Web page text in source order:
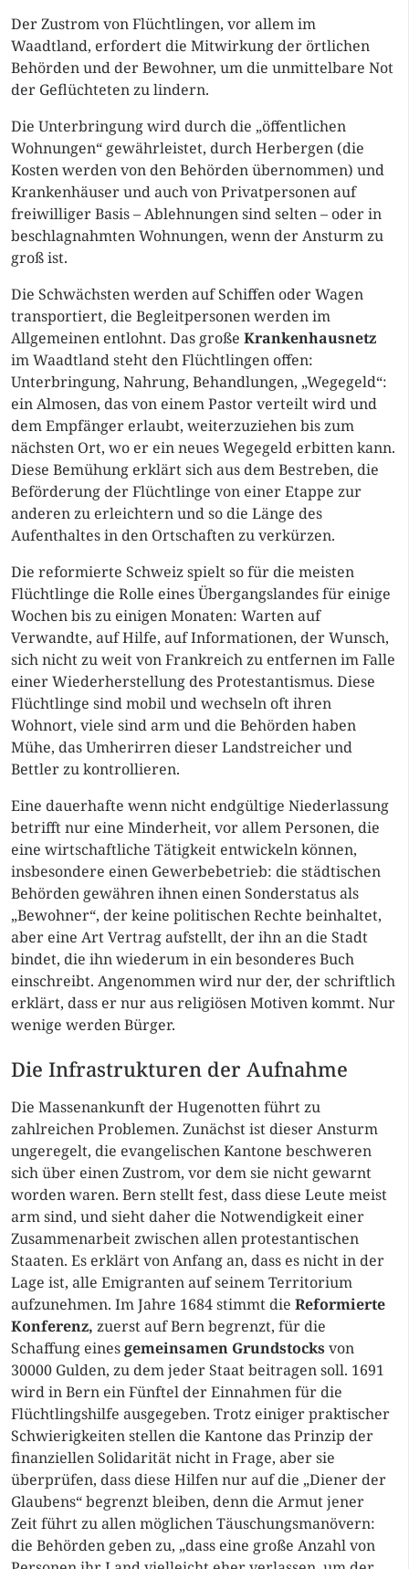
Der Zustrom von Flüchtlingen, vor allem im
Waadtland, erfordert die Mitwirkung der örtlichen
Behörden und der Bewohner, um die unmittelbare Not
der Geflüchteten zu lindern.
Die Unterbringung wird durch die „öffentlichen
Wohnungen“ gewährleistet, durch Herbergen (die
Kosten werden von den Behörden übernommen) und
Krankenhäuser und auch von Privatpersonen auf
freiwilliger Basis – Ablehnungen sind selten – oder in
beschlagnahmten Wohnungen, wenn der Ansturm zu
groß ist.
Die Schwächsten werden auf Schiffen oder Wagen
transportiert, die Begleitpersonen werden im
Allgemeinen entlohnt. Das große Krankenhausnetz
im Waadtland steht den Flüchtlingen offen:
Unterbringung, Nahrung, Behandlungen, „Wegegeld“:
ein Almosen, das von einem Pastor verteilt wird und
dem Empfänger erlaubt, weiterzuziehen bis zum
nächsten Ort, wo er ein neues Wegegeld erbitten kann.
Diese Bemühung erklärt sich aus dem Bestreben, die
Beförderung der Flüchtlinge von einer Etappe zur
anderen zu erleichtern und so die Länge des
Aufenthaltes in den Ortschaften zu verkürzen.
Die reformierte Schweiz spielt so für die meisten
Flüchtlinge die Rolle eines Übergangslandes für einige
Wochen bis zu einigen Monaten: Warten auf
Verwandte, auf Hilfe, auf Informationen, der Wunsch,
sich nicht zu weit von Frankreich zu entfernen im Falle
einer Wiederherstellung des Protestantismus. Diese
Flüchtlinge sind mobil und wechseln oft ihren
Wohnort, viele sind arm und die Behörden haben
Mühe, das Umherirren dieser Landstreicher und
Bettler zu kontrollieren.
Eine dauerhafte wenn nicht endgültige Niederlassung
betrifft nur eine Minderheit, vor allem Personen, die
eine wirtschaftliche Tätigkeit entwickeln können,
insbesondere einen Gewerbebetrieb: die städtischen
Behörden gewähren ihnen einen Sonderstatus als
„Bewohner“, der keine politischen Rechte beinhaltet,
aber eine Art Vertrag aufstellt, der ihn an die Stadt
bindet, die ihn wiederum in ein besonderes Buch
einschreibt. Angenommen wird nur der, der schriftlich
erklärt, dass er nur aus religiösen Motiven kommt. Nur
wenige werden Bürger.
Die Infrastrukturen der Aufnahme
Die Massenankunft der Hugenotten führt zu
zahlreichen Problemen. Zunächst ist dieser Ansturm
ungeregelt, die evangelischen Kantone beschweren
sich über einen Zustrom, vor dem sie nicht gewarnt
worden waren. Bern stellt fest, dass diese Leute meist
arm sind, und sieht daher die Notwendigkeit einer
Zusammenarbeit zwischen allen protestantischen
Staaten. Es erklärt von Anfang an, dass es nicht in der
Lage ist, alle Emigranten auf seinem Territorium
aufzunehmen. Im Jahre 1684 stimmt die Reformierte
Konferenz, zuerst auf Bern begrenzt, für die
Schaffung einesgemeinsamen Grundstocksvon
30000 Gulden, zu dem jeder Staat beitragen soll. 1691
wird in Bern ein Fünftel der Einnahmen für die
Flüchtlingshilfe ausgegeben. Trotz einiger praktischer
Schwierigkeiten stellen die Kantone das Prinzip der
finanziellen Solidarität nicht in Frage, aber sie
überprüfen, dass diese Hilfen nur auf die „Diener der
Glaubens“ begrenzt bleiben, denn die Armut jener
Zeit führt zu allen möglichen Täuschungsmanövern:
die Behörden geben zu, „dass eine große Anzahl von